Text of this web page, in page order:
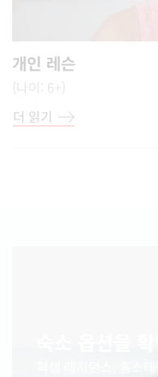
개인 레슨
(나이: 6+)
더 읽기
숙소 옵션을
학생 레지던스, 홈스